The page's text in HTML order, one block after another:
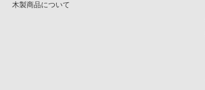
木製商品について